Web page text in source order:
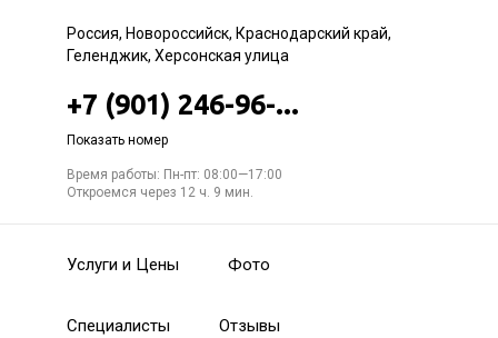
Россия, Новороссийск, Краснодарский край,
Геленджик, Херсонская улица
+7 (901) 246-96-...
Показать номер
Время работы: Пн-пт: 08:00—17:00
Откроемся через 12 ч. 9 мин.
Услуги и Цены Фото
Специалисты Отзывы